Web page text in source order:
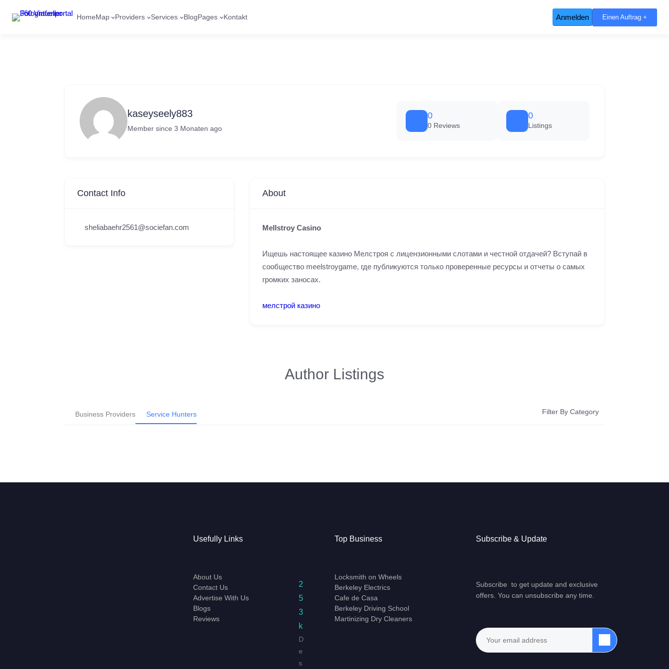
HomeMap Providers Services BlogPages Kontakt Anmelden Einen Auftrag +
kaseyseely883
Member since 3 Monaten ago
0
0 Reviews
0
Listings
Contact Info
sheliabaehr2561@sociefan.com
About
Mellstroy Casino
Ищешь настоящее казино Мелстроя с лицензионными слотами и честной отдачей? Вступай в
сообщество meelstroygame, где публикуются только проверенные ресурсы и отчеты о самых
громких заносах.
мелстрой казино
Author Listings
Business Providers Service Hunters Filter By Category
2
5
3
k
D
e
s
Usefully Links
About Us
Contact Us
Advertise With Us
Blogs
Reviews
Top Business
Locksmith on Wheels
Berkeley Electrics
Cafe de Casa
Berkeley Driving School
Martinizing Dry Cleaners
Subscribe & Update
Subscribe to get update and exclusive
offers. You can unsubscribe any time.